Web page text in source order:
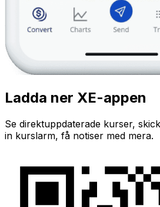
Ladda ner XE-appen
Se direktuppdaterade kurser,
in kurslarm, få notiser med mera.